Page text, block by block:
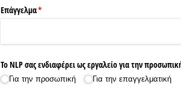
Επάγγελμα*
(υποχρεωτικό)
Το NLP σας ενδιαφέρει ως εργαλείο για την
Για την προσωπική Για την επαγγελματική